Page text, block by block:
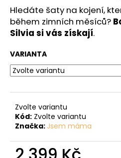
Hledáte šaty na kojení,
během zimních měsíců?
Silvia si vás získají.
VARIANTA
Zvolte variantu
Kód: Zvolte variantu
Značka: Jsem máma